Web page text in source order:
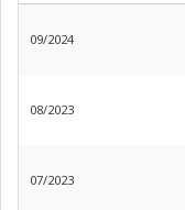
09/2024
08/2023
07/2023